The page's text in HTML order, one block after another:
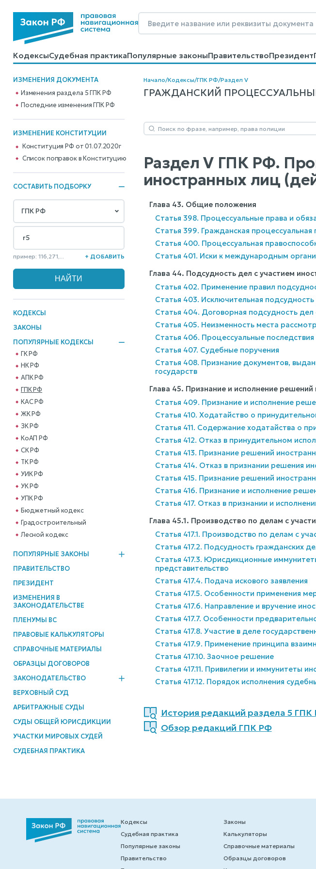
КодексыСудебная практикаПопулярные законыПравительствоПрезидент
КалькуляторыСправочные материалыОбразцы договоровКонтакты
ИЗМЕНЕНИЯ ДОКУМЕНТА
Изменения раздела 5 ГПК РФ
Последние изменения ГПК РФ
ИЗМЕНЕНИЕ КОНСТИТУЦИИ
Конституция РФ от 01.07.2020г
Cписок поправок в Конституцию
СОСТАВИТЬ ПОДБОРКУ
пример: 116,271,... + ДОБАВИТЬ
КОДЕКСЫ
ЗАКОНЫ
ПОПУЛЯРНЫЕ КОДЕКСЫ
ГК РФ
НК РФ
АПК РФ
ГПК РФ
КАС РФ
ЖК РФ
ЗК РФ
КоАП РФ
СК РФ
ТК РФ
УИК РФ
УК РФ
УПК РФ
Бюджетный кодекс
Градостроительный
Лесной кодекс
ПОПУЛЯРНЫЕ ЗАКОНЫ
ПРАВИТЕЛЬСТВО
ПРЕЗИДЕНТ
ИЗМЕНЕНИЯ В
ЗАКОНОДАТЕЛЬСТВЕ
ПЛЕНУМЫ ВС
ПРАВОВЫЕ КАЛЬКУЛЯТОРЫ
СПРАВОЧНЫЕ МАТЕРИАЛЫ
ОБРАЗЦЫ ДОГОВОРОВ
ЗАКОНОДАТЕЛЬСТВО
ВЕРХОВНЫЙ СУД
АРБИТРАЖНЫЕ СУДЫ
СУДЫ ОБЩЕЙ ЮРИСДИКЦИИ
УЧАСТКИ МИРОВЫХ СУДЕЙ
СУДЕБНАЯ ПРАКТИКА
Начало/Кодексы/ГПК РФ/Раздел V
ГРАЖДАНСКИЙ
Раздел V ГПК РФ.
иностранных лиц
Глава 43. Общие положения
Статья 398. Процессуальные права и
Статья 399. Гражданская
Статья 400. Процессуальная
Статья 401. Иски к международным
Глава 44. Подсудность дел с участием
Статья 402. Применение правил
Статья 403. Исключительная
Статья 404. Договорная подсудность
Статья 405. Неизменность места
Статья 406. Процессуальные
Статья 407. Судебные поручения
Статья 408. Признание документов,
государств
Глава 45. Признание и исполнение
Статья 409. Признание и исполнение
Статья 410. Ходатайство о
Статья 411. Содержание ходатайства о
Статья 412. Отказ в принудительном
Статья 413. Признание решений
Статья 414. Отказ в признании решения
Статья 415. Признание решений
Статья 416. Признание и исполнение
Статья 417. Отказ в признании и
Глава 45.1. Производство по делам с
Статья 417.1. Производство по делам с
Статья 417.2. Подсудность гражданских
Статья 417.3. Юрисдикционные
представительство
Статья 417.4. Подача искового заявления
Статья 417.5. Особенности применения
Статья 417.6. Направление и вручение
Статья 417.7. Особенности
Статья 417.8. Участие в деле
Статья 417.9. Применение принципа
Статья 417.10. Заочное решение
Статья 417.11. Привилегии и иммунитеты
Статья 417.12. Порядок исполнения
История редакций раздела 5 ГПК
Обзор редакций ГПК РФ
Кодексы
Судебная практика
Популярные законы
Правительство
Законы
Калькуляторы
Справочные материалы
Образцы договоров